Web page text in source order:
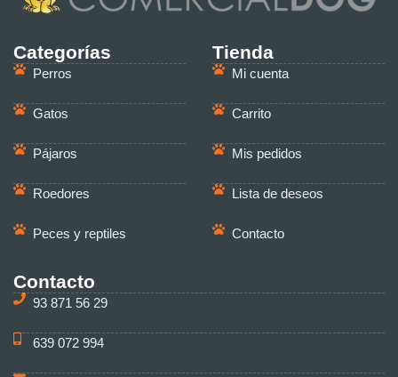
Categorías
Perros
Gatos
Pájaros
Roedores
Peces y reptiles
Tienda
Mi cuenta
Carrito
Mis pedidos
Lista de deseos
Contacto
Contacto
93 871 56 29
639 072 994